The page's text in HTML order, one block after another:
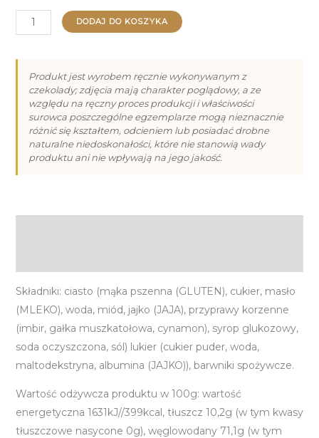
ilość
Piernik
Halloween
(50g)
DODAJ DO KOSZYKA
Produkt jest wyrobem ręcznie wykonywanym z
czekolady; zdjęcia mają charakter poglądowy, a ze
względu na ręczny proces produkcji i właściwości
surowca poszczególne egzemplarze mogą nieznacznie
różnić się kształtem, odcieniem lub posiadać drobne
naturalne niedoskonałości, które nie stanowią wady
produktu ani nie wpływają na jego jakość.
Składniki: ciasto (mąka pszenna (GLUTEN), cukier, masło
(MLEKO), woda, miód, jajko (JAJA), przyprawy korzenne
(imbir, gałka muszkatołowa, cynamon), syrop glukozowy,
soda oczyszczona, sól) lukier (cukier puder, woda,
maltodekstryna, albumina (JAJKO)), barwniki spożywcze.
Wartość odżywcza produktu w 100g: wartość
energetyczna 1631kJ//399kcal, tłuszcz 10,2g (w tym kwasy
tłuszczowe nasycone 0g), węglowodany 71,1g (w tym